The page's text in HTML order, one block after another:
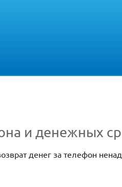
и денежных
денег за телефон